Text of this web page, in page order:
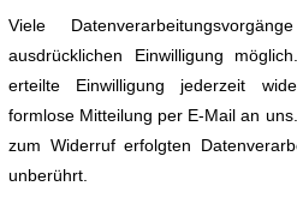
Viele
ausdrücklichen Einwilligung
erteilte Einwilligung jederzeit
formlose Mitteilung per E-Mail an
zum Widerruf erfolgten
unberührt.